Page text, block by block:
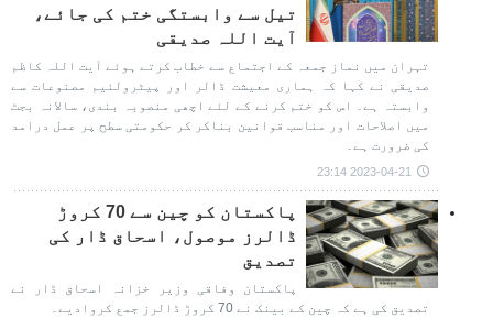
تیل سے وابستگی ختم کی جائے،
آیت اللہ صدیقی
تہران میں نماز جمعہ کے اجتماع سے خطاب کرتے ہوئے آیت اللہ کاظم
صدیقی نے کہا کہ ہماری معیشت ڈالر اور پیٹرولئیم مصنوعات سے
وابستہ ہے۔ اس کو ختم کرنے کے لئے اچھی منصوبہ بندی، سالانہ بجٹ
میں اصلاحات اور مناسب قوانین بناکر کر حکومتی سطح پر عمل درامد
کی ضرورت ہے۔
2023-04-21 23:14
پاکستان کو چین سے 70 کروڑ
ڈالرز موصول، اسحاق ڈار کی
تصدیق
پاکستان وفاقی وزیر خزانہ اسحاق ڈار نے
تصدیق کی ہے کہ چین کے بینک نے 70 کروڑ ڈالرز جمع کروادیے۔